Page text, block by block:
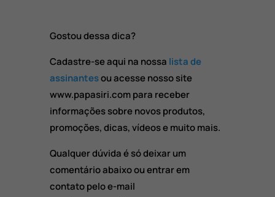
Gostou dessa dica?
Cadastre-se aqui na nossa lista de
assinantesou acesse nosso site
www.papasiri.com para receber
informações sobre novos produtos,
promoções, dicas, vídeos e muito mais.
Qualquer dúvida é só deixar um
comentário abaixo ou entrar em
contato pelo e-mail